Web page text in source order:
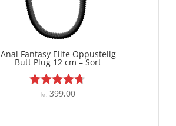
Anal Fantasy Elite Oppustelig
Butt Plug 12 cm – Sort
Vurderet
kr.399,00